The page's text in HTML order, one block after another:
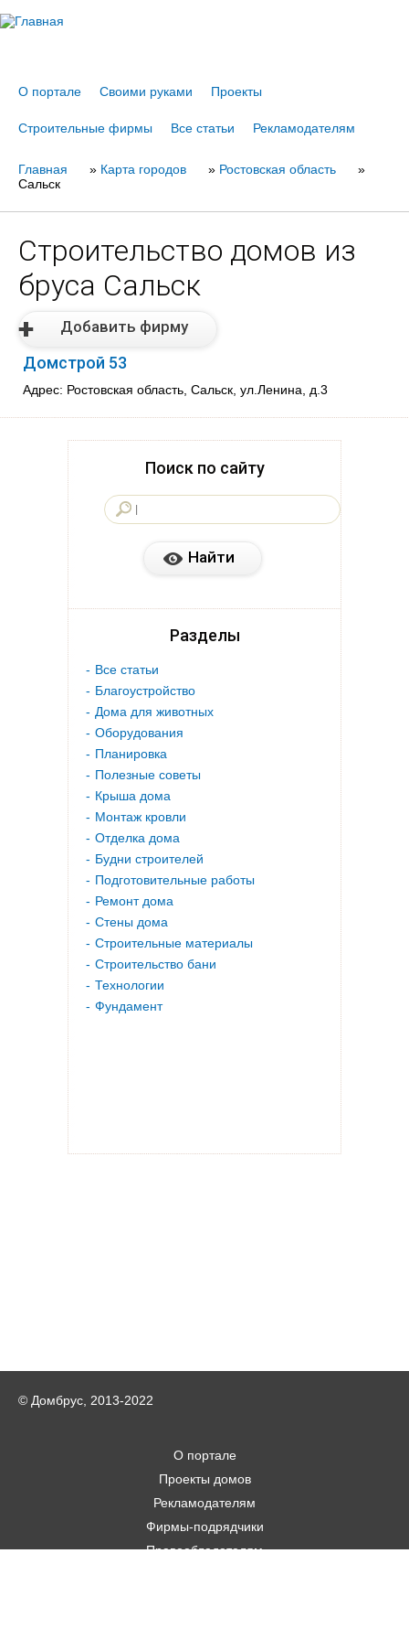
О портале Своими руками Проекты
Строительные фирмы Все статьи Рекламодателям
Вы
Главная » Карта городов » Ростовская область
»
Сальск
Строительство домов из
бруса Сальск
Добавить фирму
Домстрой 53
Адрес: Ростовская область, Сальск, ул.Ленина, д.3
Поиск по сайту
Разделы
Все статьи
Благоустройство
Дома для животных
Оборудования
Планировка
Полезные советы
Крыша дома
Монтаж кровли
Отделка дома
Будни строителей
Подготовительные работы
Ремонт дома
Стены дома
Строительные материалы
Строительство бани
Технологии
Фундамент
© Домбрус, 2013-2022
О портале
Проекты домов
Рекламодателям
Фирмы-подрядчики
Правообладателям